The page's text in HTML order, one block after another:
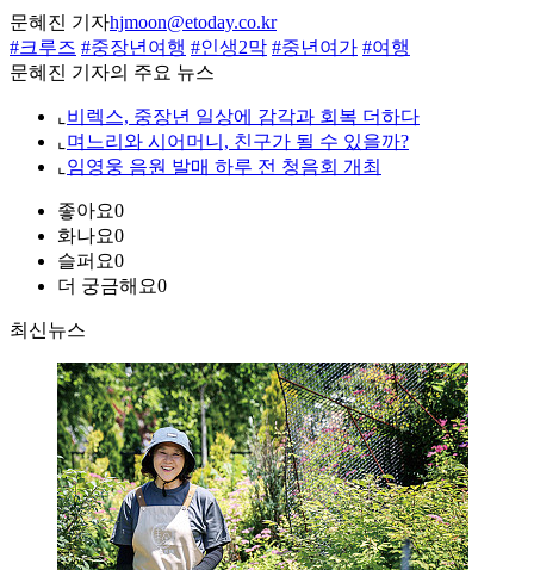
문혜진 기자hjmoon@etoday.co.kr
#크루즈 #중장년여행 #인생2막 #중년여가 #여행
문혜진 기자의 주요 뉴스
⌞ 비렉스, 중장년 일상에 감각과 회복 더하다
⌞ 며느리와 시어머니, 친구가 될 수 있을까?
⌞ 임영웅 음원 발매 하루 전 청음회 개최
좋아요0
화나요0
슬퍼요0
더 궁금해요0
최신뉴스